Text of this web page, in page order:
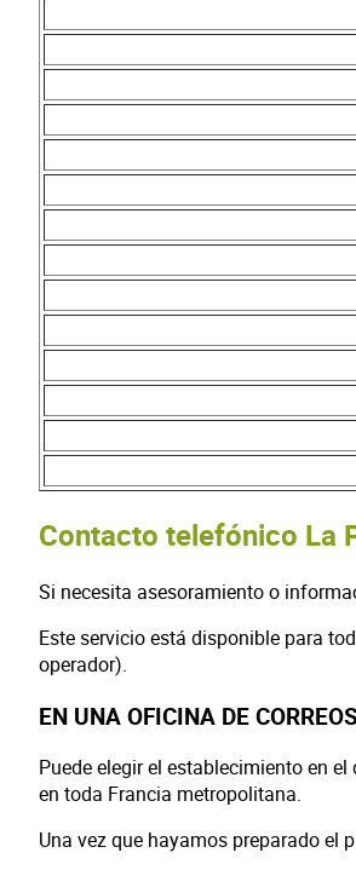
Contacto telefónico La
Si necesita asesoramiento o
Este servicio está disponible para
operador).
EN UNA OFICINA DE CORREOS
Puede elegir el establecimiento en
en toda Francia metropolitana.
Una vez que hayamos preparado el